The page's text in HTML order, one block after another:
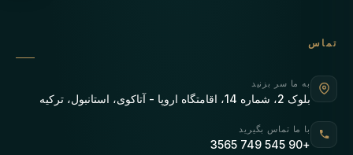
تماس
به ما سر بزنید
بلوک 2، شماره 14، اقامتگاه اروپا - آتاکوی، استانبول، ترکیه
با ما تماس بگیرید
+90 545 749 3565